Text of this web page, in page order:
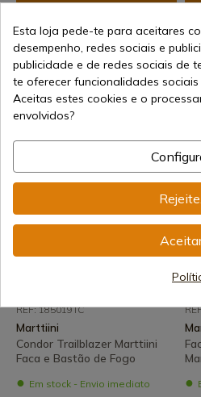
Ver produto
REF: 1475010
Marttiini
Conjunto de 5 facas Marttiini
CKP
Em stock - Envio imediato
REF: 185019TC
Marttiini
Condor Trailblazer Marttiini
Faca e Bastão de Fogo
Em stock - Envio imediato
Esta loja pede-te para aceitares
desempenho, redes sociais e
publicidade e de redes sociais de
te oferecer funcionalidades
Aceitas estes cookies e o
envolvidos?
Rejeite.